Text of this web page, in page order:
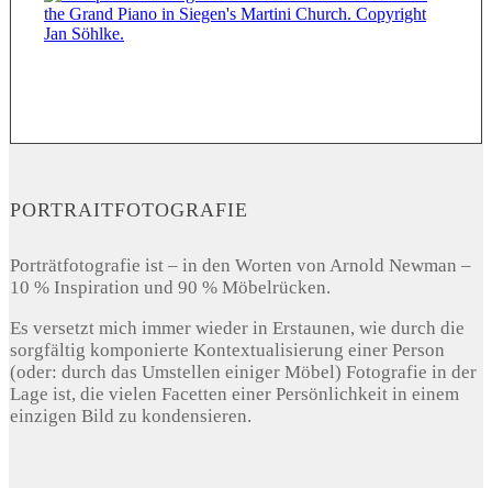
PORTRAITFOTOGRAFIE
Porträtfotografie ist – in den Worten von Arnold Newman –
10 % Inspiration und 90 % Möbelrücken.
Es versetzt mich immer wieder in Erstaunen, wie durch die
sorgfältig komponierte Kontextualisierung einer Person
(oder: durch das Umstellen einiger Möbel) Fotografie in der
Lage ist, die vielen Facetten einer Persönlichkeit in einem
einzigen Bild zu kondensieren.